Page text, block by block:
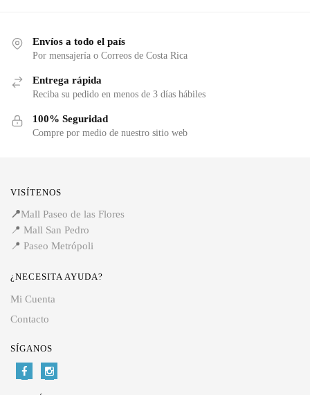
Envíos a todo el país
Por mensajería o Correos de Costa Rica
Entrega rápida
Reciba su pedido en menos de 3 días hábiles
100% Seguridad
Compre por medio de nuestro sitio web
VISÍTENOS
📍Mall Paseo de las Flores
📍 Mall San Pedro
📍 Paseo Metrópoli
¿NECESITA AYUDA?
Mi Cuenta
Contacto
SÍGANOS